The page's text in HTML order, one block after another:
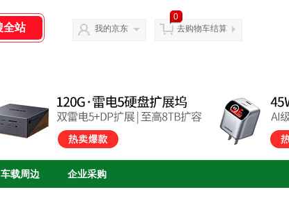
我的京东
0
去购物车结算
车载周边 企业采购